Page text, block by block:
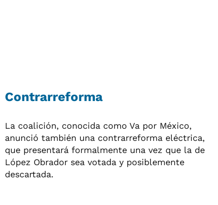
Contrarreforma
La coalición, conocida como Va por México,
anunció también una contrarreforma eléctrica,
que presentará formalmente una vez que la de
López Obrador sea votada y posiblemente
descartada.